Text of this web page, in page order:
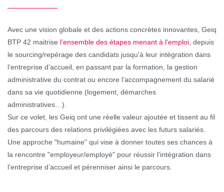
Avec une vision globale et des actions concrètes innovantes, Geiq
BTP 42 maitrise l’ensemble des étapes menant à l'emploi, depuis
le sourcing/repérage des candidats jusqu'à leur intégration dans
l’entreprise d’accueil, en passant par la formation, la gestion
administrative du contrat ou encore l’accompagnement du salarié
dans sa vie quotidienne (logement, démarches
administratives…).
Sur ce volet, les Geiq ont une réelle valeur ajoutée et tissent au fil
des parcours des relations privilégiées avec les futurs salariés.
Une approche "humaine" qui vise à donner toutes ses chances à
la rencontre "employeur/employé" pour réussir l’intégration dans
l’entreprise d’accueil et pérenniser ainsi le parcours.